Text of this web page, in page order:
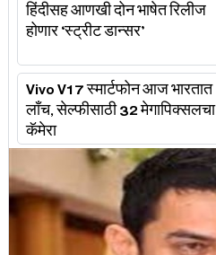
हिंदीसह आणखी दोन भाषेत रिलीज
होणार ‘स्ट्रीट डान्सर’
Vivo V17 स्मार्टफोन आज भारतात
लाँच, सेल्फीसाठी 32 मेगापिक्सलचा
कॅमेरा